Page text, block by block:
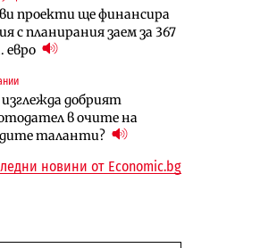
проекти ще финансира
с планирания заем за 367
евро
добрият
в очите на
таланти?
си
в лева: Каквокомпании и
интегратори
новини от Economic.bg